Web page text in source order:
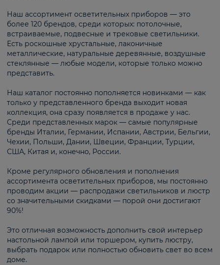
Наш ассортимент осветительных приборов — это
более 120 брендов, среди которых: потолочные,
встраиваемые, подвесные и трековые светильники.
Есть роскошные хрустальные, лаконичные
металлические, натуральные деревянные, воздушные
стеклянные — любые модели, которые только можно
представить.
Наш каталог постоянно пополняется новинками — как
только у представленного бренда выходит новая
коллекция, она сразу появляется в продаже у нас.
Среди представленных марок — самые популярные
бренды Италии, Германии, Испании, Австрии, Бельгии,
Чехии, Польши, Дании, Швеции, Франции, Турции,
США, Китая и, конечно, России.
Кроме регулярного обновления и пополнения
ассортимента осветительных приборов, мы постоянно
проводим акции — распродажи светильников и люстр
со значительными скидками — порой они достигают
90%!
Это отличная возможность дополнить свой интерьер
настольной лампой или торшером, купить люстру,
выбрать подарок или полностью обновить свет во всем
доме.